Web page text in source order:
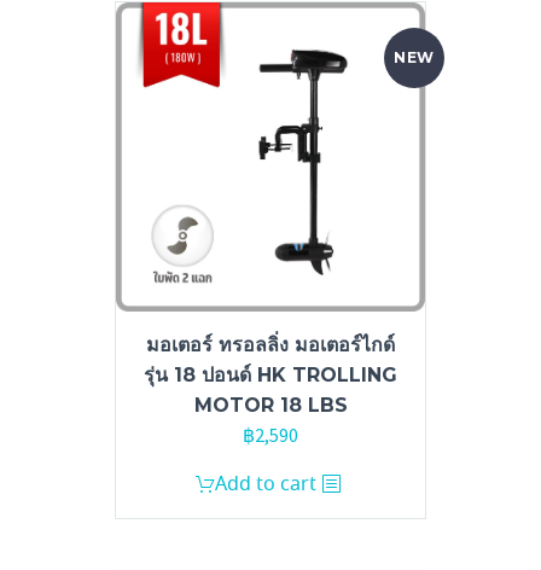
NEW
มอเตอร์ ทรอลลิ่ง มอเตอร์ไกด์
รุ่น 18 ปอนด์ HK TROLLING
MOTOR 18 LBS
฿2,590
Add to cart